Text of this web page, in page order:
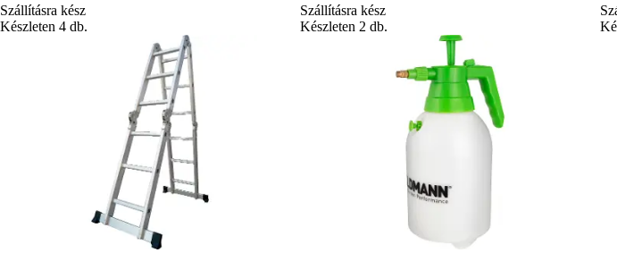
Szállításra kész
Készleten 4 db.
Szállításra kész
Készleten 2 db.